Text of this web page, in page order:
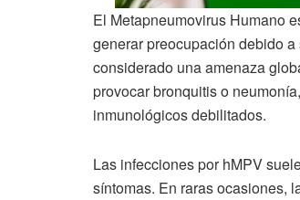
El Metapneumovirus Humano
generar preocupación debido
considerado una amenaza
provocar bronquitis o
inmunológicos debilitados.
Las infecciones por hMPV
síntomas. En raras ocasiones,